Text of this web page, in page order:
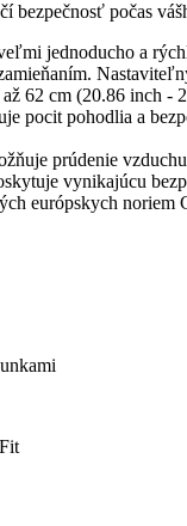
bezpečnosť počas
jednoducho a
62 cm (20.86 inch -
pocit pohodlia a
prúdenie
vynikajúcu
európskych